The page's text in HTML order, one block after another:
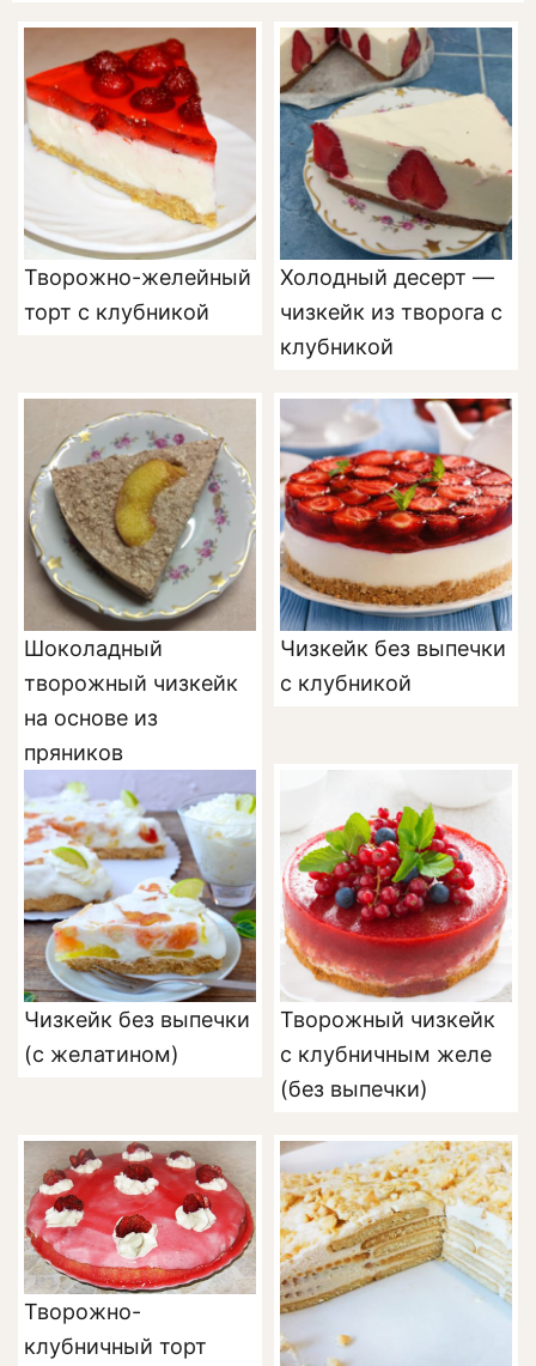
Творожно-желейный
торт с клубникой
Холодный десерт —
чизкейк из творога с
клубникой
Шоколадный
творожный чизкейк
на основе из
пряников
Чизкейк без выпечки
с клубникой
Чизкейк без выпечки
(с желатином)
Творожный чизкейк
с клубничным желе
(без выпечки)
Творожно-
клубничный торт